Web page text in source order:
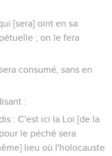
[sera] oint en sa
; on le fera
consumé, sans en
:
: C'est ici la Loi [de la
le péché sera
lieu où l'holocauste